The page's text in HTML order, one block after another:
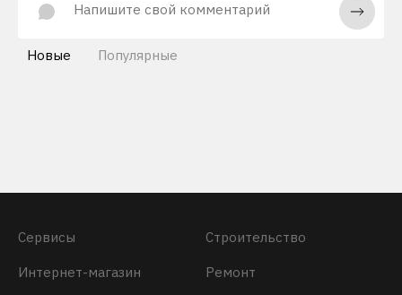
Новые Популярные
Сервисы
Интернет-магазин
Строительство
Ремонт